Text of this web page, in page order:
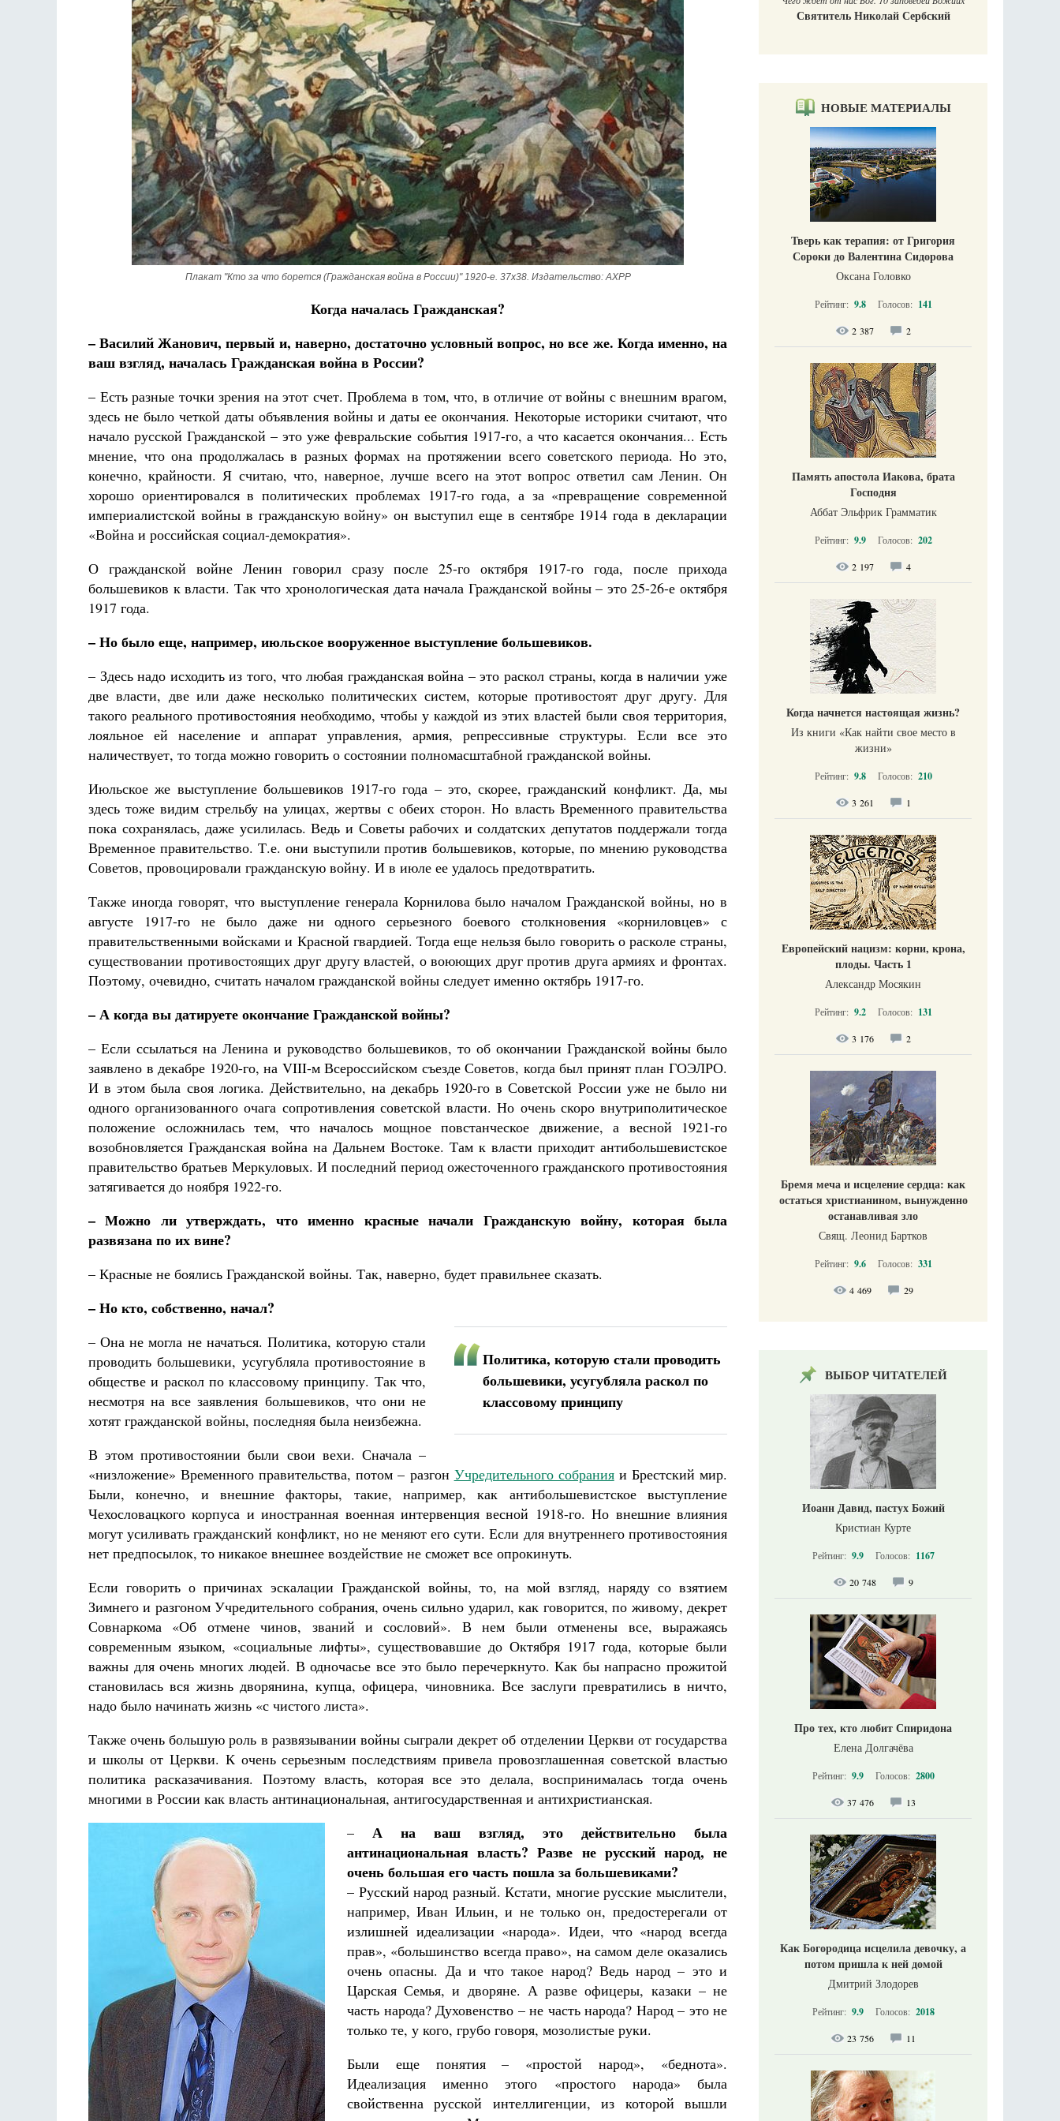
Плакат "Кто за что борется (Гражданская война в России)" 1920-е. 37х38. Издательство: АХРР
Когда началась Гражданская?
– Василий Жанович, первый и, наверно, достаточно условный вопрос, но все же. Когда именно, на
ваш взгляд, началась Гражданская война в России?
– Есть разные точки зрения на этот счет. Проблема в том, что, в отличие от войны с внешним врагом,
здесь не было четкой даты объявления войны и даты ее окончания. Некоторые историки считают, что
начало русской Гражданской – это уже февральские события 1917-го, а что касается окончания... Есть
мнение, что она продолжалась в разных формах на протяжении всего советского периода. Но это,
конечно, крайности. Я считаю, что, наверное, лучше всего на этот вопрос ответил сам Ленин. Он
хорошо ориентировался в политических проблемах 1917-го года, а за «превращение современной
империалистской войны в гражданскую войну» он выступил еще в сентябре 1914 года в декларации
«Война и российская социал-демократия».
О гражданской войне Ленин говорил сразу после 25-го октября 1917-го года, после прихода
большевиков к власти. Так что хронологическая дата начала Гражданской войны – это 25-26-е октября
1917 года.
– Но было еще, например, июльское вооруженное выступление большевиков.
– Здесь надо исходить из того, что любая гражданская война – это раскол страны, когда в наличии уже
две власти, две или даже несколько политических систем, которые противостоят друг другу. Для
такого реального противостояния необходимо, чтобы у каждой из этих властей были своя территория,
лояльное ей население и аппарат управления, армия, репрессивные структуры. Если все это
наличествует, то тогда можно говорить о состоянии полномасштабной гражданской войны.
Июльское же выступление большевиков 1917-го года – это, скорее, гражданский конфликт. Да, мы
здесь тоже видим стрельбу на улицах, жертвы с обеих сторон. Но власть Временного правительства
пока сохранялась, даже усилилась. Ведь и Советы рабочих и солдатских депутатов поддержали тогда
Временное правительство. Т.е. они выступили против большевиков, которые, по мнению руководства
Советов, провоцировали гражданскую войну. И в июле ее удалось предотвратить.
Также иногда говорят, что выступление генерала Корнилова было началом Гражданской войны, но в
августе 1917-го не было даже ни одного серьезного боевого столкновения «корниловцев» с
правительственными войсками и Красной гвардией. Тогда еще нельзя было говорить о расколе страны,
существовании противостоящих друг другу властей, о воюющих друг против друга армиях и фронтах.
Поэтому, очевидно, считать началом гражданской войны следует именно октябрь 1917-го.
– А когда вы датируете окончание Гражданской войны?
– Если ссылаться на Ленина и руководство большевиков, то об окончании Гражданской войны было
заявлено в декабре 1920-го, на VIII-м Всероссийском съезде Советов, когда был принят план ГОЭЛРО.
И в этом была своя логика. Действительно, на декабрь 1920-го в Советской России уже не было ни
одного организованного очага сопротивления советской власти. Но очень скоро внутриполитическое
положение осложнилась тем, что началось мощное повстанческое движение, а весной 1921-го
возобновляется Гражданская война на Дальнем Востоке. Там к власти приходит антибольшевистское
правительство братьев Меркуловых. И последний период ожесточенного гражданского противостояния
затягивается до ноября 1922-го.
– Можно ли утверждать, что именно красные начали Гражданскую войну, которая была
развязана по их вине?
– Красные не боялись Гражданской войны. Так, наверно, будет правильнее сказать.
Политика, которую стали проводить
большевики, усугубляла раскол по
классовому принципу
– Но кто, собственно, начал?
– Она не могла не начаться. Политика, которую стали
проводить большевики, усугубляла противостояние в
обществе и раскол по классовому принципу. Так что,
несмотря на все заявления большевиков, что они не
хотят гражданской войны, последняя была неизбежна.
В этом противостоянии были свои вехи. Сначала –
«низложение» Временного правительства, потом – разгон Учредительного собранияи Брестский мир.
Были, конечно, и внешние факторы, такие, например, как антибольшевистское выступление
Чехословацкого корпуса и иностранная военная интервенция весной 1918-го. Но внешние влияния
могут усиливать гражданский конфликт, но не меняют его сути. Если для внутреннего противостояния
нет предпосылок, то никакое внешнее воздействие не сможет все опрокинуть.
Если говорить о причинах эскалации Гражданской войны, то, на мой взгляд, наряду со взятием
Зимнего и разгоном Учредительного собрания, очень сильно ударил, как говорится, по живому, декрет
Совнаркома «Об отмене чинов, званий и сословий». В нем были отменены все, выражаясь
современным языком, «социальные лифты», существовавшие до Октября 1917 года, которые были
важны для очень многих людей. В одночасье все это было перечеркнуто. Как бы напрасно прожитой
становилась вся жизнь дворянина, купца, офицера, чиновника. Все заслуги превратились в ничто,
надо было начинать жизнь «с чистого листа».
Также очень большую роль в развязывании войны сыграли декрет об отделении Церкви от государства
и школы от Церкви. К очень серьезным последствиям привела провозглашенная советской властью
политика расказачивания. Поэтому власть, которая все это делала, воспринималась тогда очень
многими в России как власть антинациональная, антигосударственная и антихристианская.
– А на ваш взгляд, это действительно была
антинациональная власть? Разве не русский народ, не
очень большая его часть пошла за большевиками?
– Русский народ разный. Кстати, многие русские мыслители,
например, Иван Ильин, и не только он, предостерегали от
излишней идеализации «народа». Идеи, что «народ всегда
прав», «большинство всегда право», на самом деле оказались
очень опасны. Да и что такое народ? Ведь народ – это и
Царская Семья, и дворяне. А разве офицеры, казаки – не
часть народа? Духовенство – не часть народа? Народ – это не
только те, у кого, грубо говоря, мозолистые руки.
Были еще понятия – «простой народ», «беднота».
Идеализация именно этого «простого народа» была
свойственна русской интеллигенции, из которой вышли
Кирилл Мурышев Святитель Николай Сербский
НОВЫЕ МАТЕРИАЛЫ
Тверь как терапия: от Григория
Сороки до Валентина Сидорова
Оксана Головко
Рейтинг: 9.8 Голосов: 141
2 387 2
Память апостола Иакова, брата
Господня
Аббат Эльфрик Грамматик
Рейтинг: 9.9 Голосов: 202
2 197 4
Когда начнется настоящая жизнь?
Из книги «Как найти свое место в
жизни​»
Рейтинг: 9.8 Голосов: 210
3 261 1
Европейский нацизм: корни, крона,
плоды. Часть 1
Александр Мосякин
Рейтинг: 9.2 Голосов: 131
3 176 2
Бремя меча и исцеление сердца: как
остаться христианином, вынужденно
останавливая зло
Свящ. Леонид Бартков
Рейтинг: 9.6 Голосов: 331
4 469 29
ВЫБОР ЧИТАТЕЛЕЙ
Иоанн Давид, пастух Божий
Кристиан Курте
Рейтинг: 9.9 Голосов: 1167
20 748 9
Про тех, кто любит Спиридона
Елена Долгачёва
Рейтинг: 9.9 Голосов: 2800
37 476 13
Как Богородица исцелила девочку, а
потом пришла к ней домой
Дмитрий Злодорев
Рейтинг: 9.9 Голосов: 2018
23 756 11